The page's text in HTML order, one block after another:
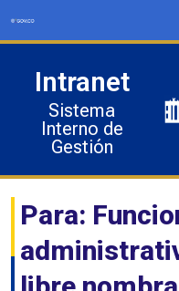
Intranet
Sistema
Interno de
Gestión
Para: